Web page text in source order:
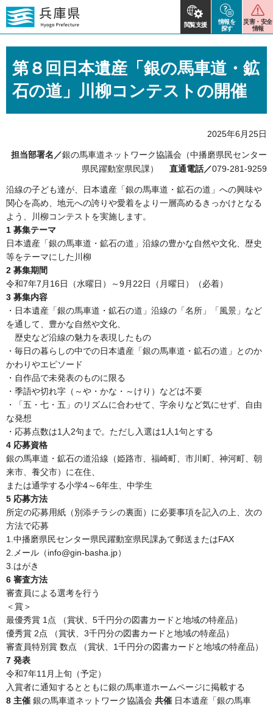
閲覧支援
情報を
探す
災害・安全
情報
第８回日本遺産「銀の馬車道・鉱
石の道」川柳コンテストの開催
2025年6月25日
担当部署名／銀の馬車道ネットワーク協議会（中播磨県民センター
県民躍動室県民課） 直通電話／079-281-9259
沿線の子ども達が、日本遺産「銀の馬車道・鉱石の道」への興味や
関心を高め、地元への誇りや愛着をより一層高めるきっかけとなる
よう、川柳コンテストを実施します。
1 募集テーマ
日本遺産「銀の馬車道・鉱石の道」沿線の豊かな自然や文化、歴史
等をテーマにした川柳
2 募集期間
令和7年7月16日（水曜日）～9月22日（月曜日）（必着）
3 募集内容
・日本遺産「銀の馬車道・鉱石の道」沿線の「名所」「風景」など
を通して、豊かな自然や文化、
歴史など沿線の魅力を表現したもの
・毎日の暮らしの中での日本遺産「銀の馬車道・鉱石の道」とのか
かわりやエピソード
・自作品で未発表のものに限る
・季語や切れ字（～や・かな・～けり）などは不要
・「五・七・五」のリズムに合わせて、字余りなど気にせず、自由
な発想
・応募点数は1人2句まで。ただし入選は1人1句とする
4 応募資格
銀の馬車道・鉱石の道沿線（姫路市、福崎町、市川町、神河町、朝
来市、養父市）に在住、
または通学する小学4～6年生、中学生
5 応募方法
所定の応募用紙（別添チラシの裏面）に必要事項を記入の上、次の
方法で応募
1.中播磨県民センター県民躍動室県民課あて郵送またはFAX
2.メール（info@gin-basha.jp）
3.はがき
6 審査方法
審査員による選考を行う
＜賞＞
最優秀賞 1点 （賞状、5千円分の図書カードと地域の特産品）
優秀賞 2点 （賞状、3千円分の図書カードと地域の特産品）
審査員特別賞 数点 （賞状、1千円分の図書カードと地域の特産品）
7 発表
令和7年11月上旬（予定）
入賞者に通知するとともに銀の馬車道ホームページに掲載する
8 主催 銀の馬車道ネットワーク協議会 共催 日本遺産「銀の馬車